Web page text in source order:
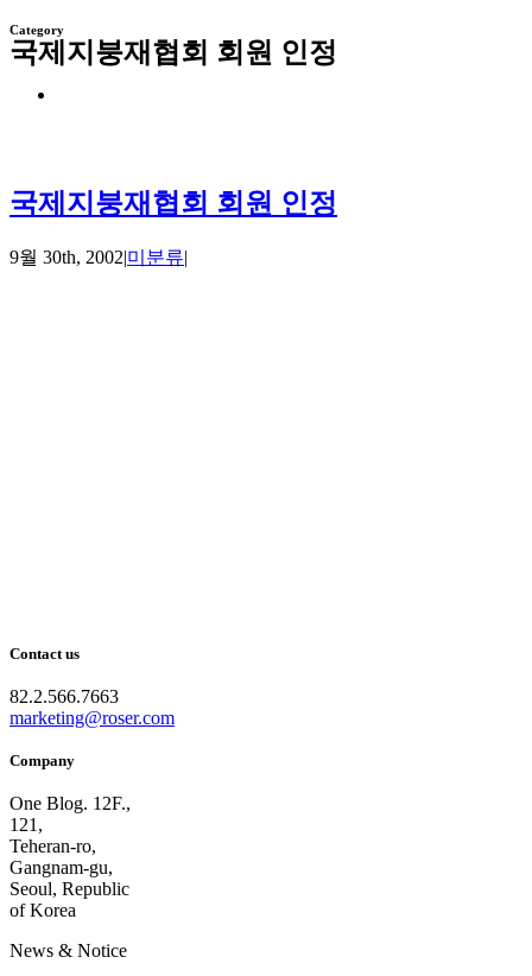
Category
국제지붕재협회 회원 인정
국제지붕재협회 회원 인정
9월 30th, 2002|미분류|
Contact us
82.2.566.7663
marketing@roser.com
Company
One Blog. 12F.,
121,
Teheran-ro,
Gangnam-gu,
Seoul, Republic
of Korea
News & Notice